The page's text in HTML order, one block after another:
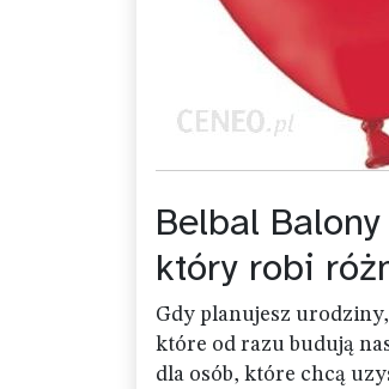
Belbal
który robi
Gdy planujesz
które od razu budują
dla osób, które chcą